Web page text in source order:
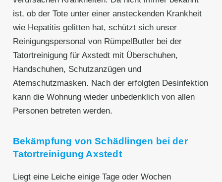
ist, ob der Tote unter einer ansteckenden Krankheit
wie Hepatitis gelitten hat, schützt sich unser
Reinigungspersonal von RümpelButler bei der
Tatortreinigung für Axstedt mit Überschuhen,
Handschuhen, Schutzanzügen und
Atemschutzmasken. Nach der erfolgten Desinfektion
kann die Wohnung wieder unbedenklich von allen
Personen betreten werden.
Bekämpfung von Schädlingen bei der
Tatortreinigung Axstedt
Liegt eine Leiche einige Tage oder Wochen